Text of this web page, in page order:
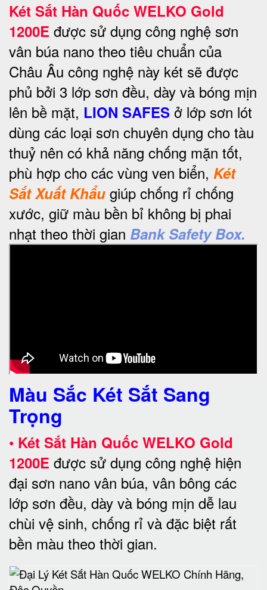
Két Sắt Hàn Quốc WELKO Gold
1200E được sử dụng công nghệ sơn
vân búa nano theo tiêu chuẩn của
Châu Âu công nghệ này két sẽ được
phủ bởi 3 lớp sơn đều, dày và bóng mịn
lên bề mặt, LION SAFES ở lớp sơn lót
dùng các loại sơn chuyên dụng cho tàu
thuỷ nên có khả năng chống mặn tốt,
phù hợp cho các vùng ven biển, Két
Sắt Xuất Khẩu giúp chống rỉ chống
xước, giữ màu bền bỉ không bị phai
nhạt theo thời gian Bank Safety Box.
Màu Sắc Két Sắt Sang
Trọng
• Két Sắt Hàn Quốc WELKO Gold
1200E được sử dụng công nghệ hiện
đại sơn nano vân búa, vân bông các
lớp sơn đều, dày và bóng mịn dễ lau
chùi vệ sinh, chống rỉ và đặc biệt rất
bền màu theo thời gian.